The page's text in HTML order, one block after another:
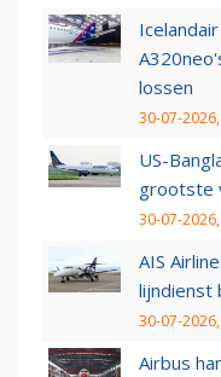
lossen
30-07-
US-
grootste
30-07-
AIS
lijndienst
30-07-
Airbus